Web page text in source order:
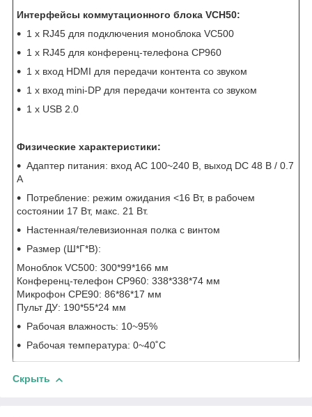
Интерфейсы коммутационного блока VCH50:
1 x RJ45 для подключения моноблока VC500
1 x RJ45 для конференц-телефона CP960
1 x вход HDMI для передачи контента со звуком
1 x вход mini-DP для передачи контента со звуком
1 x USB 2.0
Физические характеристики:
Адаптер питания: вход AC 100~240 В, выход DC 48 В / 0.7
А
Потребление: режим ожидания <16 Вт, в рабочем
состоянии 17 Вт, макс. 21 Вт.
Настенная/телевизионная полка с винтом
Размер (Ш*Г*В):
Моноблок VC500: 300*99*166 мм
Конференц-телефон CP960: 338*338*74 мм
Микрофон CPE90: 86*86*17 мм
Пульт ДУ: 190*55*24 мм
Рабочая влажность: 10~95%
Рабочая температура: 0~40˚C
Скрыть